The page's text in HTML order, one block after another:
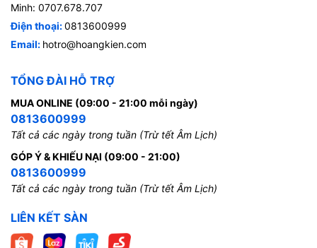
Minh: 0707.678.707
Điện thoại:0813600999
Email: hotro@hoangkien.com
TỔNG ĐÀI HỖ TRỢ
MUA ONLINE (09:00 - 21:00 mỗi ngày)
0813600999
Tất cả các ngày trong tuần (Trừ tết Âm Lịch)
GÓP Ý & KHIẾU NẠI (09:00 - 21:00)
0813600999
Tất cả các ngày trong tuần (Trừ tết Âm Lịch)
LIÊN KẾT SÀN